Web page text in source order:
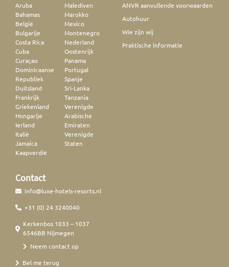
Aruba
Bahamas
België
Bulgarije
Costa Rica
Cuba
Curaçao
Dominicaanse
Republiek
Duitsland
Frankrijk
Griekenland
Hongarije
Ierland
Italië
Jamaica
Kaapverdië
Malediven
Marokko
Mexico
Montenegro
Nederland
Oostenrijk
Panama
Portugal
Spanje
Sri-Lanka
Tanzania
Verenigde
Arabische
Emiraten
Verenigde
Staten
ANVR aanvullende voorwaarden
Autohuur
Wie zijn wij
Praktische informatie
Contact
info@luxe-hotels-resorts.nl
+31 (0) 24 3240040
Kerkenbos 1033 – 1037
6546BB Nijmegen
Neem contact op
Bel me terug